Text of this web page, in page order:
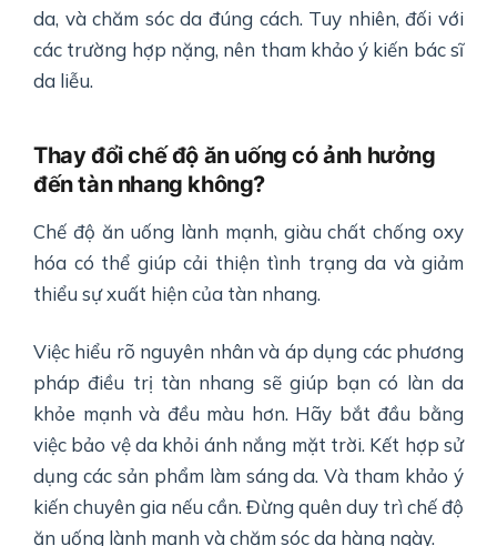
da, và chăm sóc da đúng cách. Tuy nhiên, đối với
các trường hợp nặng, nên tham khảo ý kiến bác sĩ
da liễu.
Thay đổi chế độ ăn uống có ảnh hưởng
đến tàn nhang không?
Chế độ ăn uống lành mạnh, giàu chất chống oxy
hóa có thể giúp cải thiện tình trạng da và giảm
thiểu sự xuất hiện của tàn nhang.
Việc hiểu rõ nguyên nhân và áp dụng các phương
pháp điều trị tàn nhang sẽ giúp bạn có làn da
khỏe mạnh và đều màu hơn. Hãy bắt đầu bằng
việc bảo vệ da khỏi ánh nắng mặt trời. Kết hợp sử
dụng các sản phẩm làm sáng da. Và tham khảo ý
kiến chuyên gia nếu cần. Đừng quên duy trì chế độ
ăn uống lành mạnh và chăm sóc da hàng ngày.